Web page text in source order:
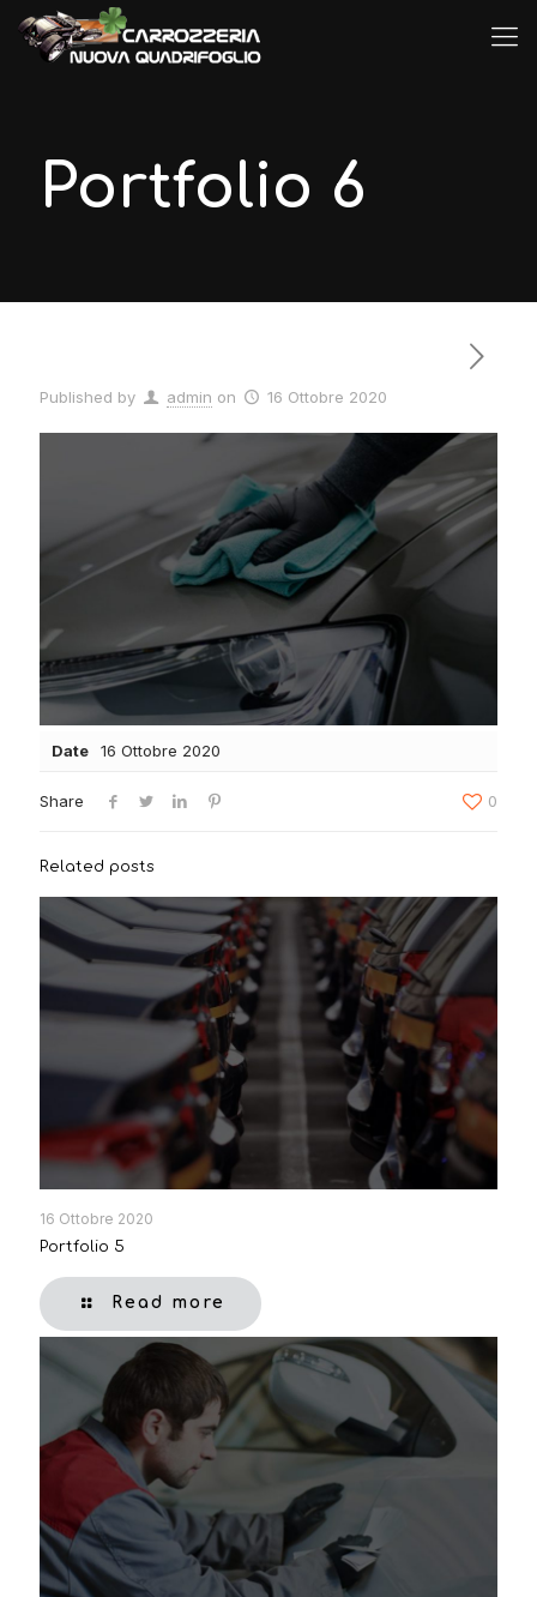
Portfolio 6
Published by admin on 16 Ottobre 2020
Date 16 Ottobre 2020
Share 0
Related posts
16 Ottobre 2020
Portfolio 5
Read more